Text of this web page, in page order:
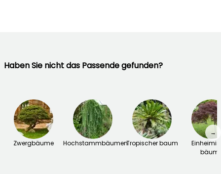
Haben Sie nicht das Passende gefunden?
Zwergbäume HochstammbäumenTropischer baum
→